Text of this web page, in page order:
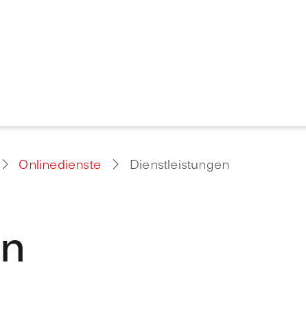
Onlinedienste Dienstleistungen